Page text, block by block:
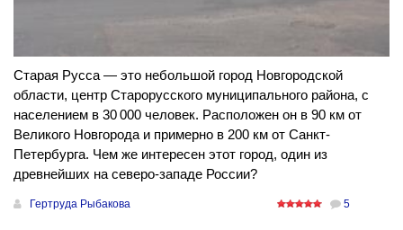
Старая Русса — это небольшой город Новгородской
области, центр Старорусского муниципального района, с
населением в 30 000 человек. Расположен он в 90 км от
Великого Новгорода и примерно в 200 км от Санкт-
Петербурга. Чем же интересен этот город, один из
древнейших на северо-западе России?
Гертруда Рыбакова 5